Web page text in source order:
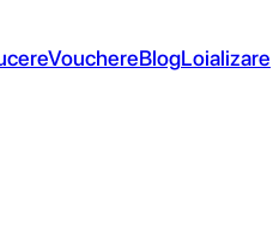
VouchereBlogLoializare